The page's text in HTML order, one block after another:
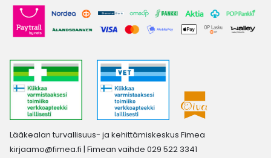
Lääkealan turvallisuus- ja kehittämiskeskus Fimea
kirjaamo@fimea.fi | Fimean vaihde 029 522 3341